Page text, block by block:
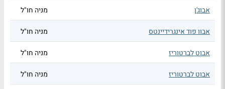
אבוג'ן מניה חו"ל
אבוו פוד אינגרידיינטס מניה חו"ל
אבוט לברטוריז מניה חו"ל
אבוט לברטוריז מניה חו"ל